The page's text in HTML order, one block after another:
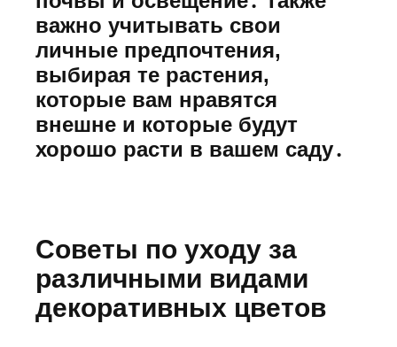
важно учитывать свои
личные предпочтения,
выбирая те растения,
которые вам нравятся
внешне и которые будут
хорошо расти в вашем саду․
Советы по уходу за
различными видами
декоративных цветов